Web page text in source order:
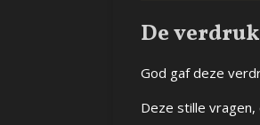
De
God gaf deze
Deze stille